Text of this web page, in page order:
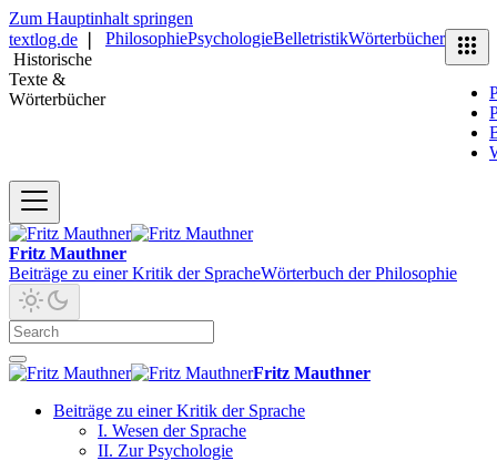
Zum Hauptinhalt springen
textlog.de
Historische
Texte &
Wörterbücher
PhilosophiePsychologieBelletristikWörterbücher
Fritz Mauthner
Beiträge zu einer Kritik der SpracheWörterbuch der Philosophie
Fritz Mauthner
Beiträge zu einer Kritik der Sprache
I. Wesen der Sprache
II. Zur Psychologie